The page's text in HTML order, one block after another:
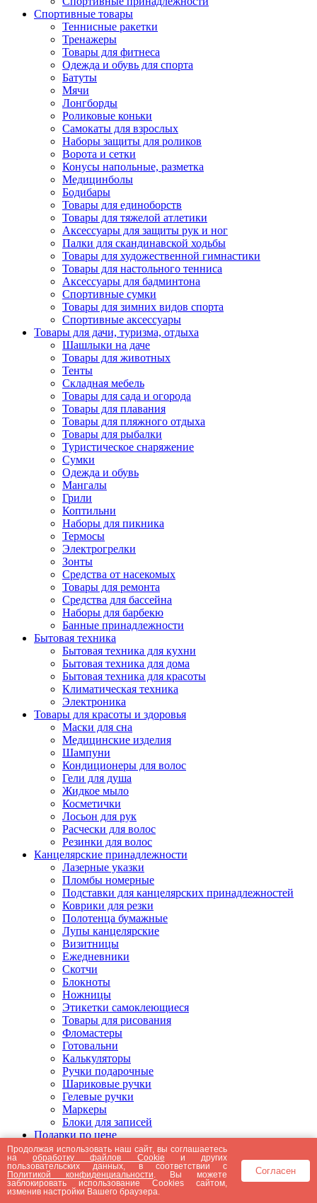
Спортивные товары
Теннисные ракетки
Тренажеры
Товары для фитнеса
Одежда и обувь для спорта
Батуты
Мячи
Лонгборды
Роликовые коньки
Самокаты для взрослых
Наборы защиты для роликов
Ворота и сетки
Конусы напольные, разметка
Медицинболы
Бодибары
Товары для единоборств
Товары для тяжелой атлетики
Аксессуары для защиты рук и ног
Палки для скандинавской ходьбы
Товары для художественной гимнастики
Товары для настольного тенниса
Аксессуары для бадминтона
Спортивные сумки
Товары для зимних видов спорта
Спортивные аксессуары
Товары для дачи, туризма, отдыха
Шашлыки на даче
Товары для животных
Тенты
Складная мебель
Товары для сада и огорода
Товары для плавания
Товары для пляжного отдыха
Товары для рыбалки
Туристическое снаряжение
Сумки
Одежда и обувь
Мангалы
Грили
Коптильни
Наборы для пикника
Термосы
Электрогрелки
Зонты
Средства от насекомых
Товары для ремонта
Средства для бассейна
Наборы для барбекю
Банные принадлежности
Бытовая техника
Бытовая техника для кухни
Бытовая техника для дома
Бытовая техника для красоты
Климатическая техника
Электроника
Товары для красоты и здоровья
Маски для сна
Медицинские изделия
Шампуни
Кондиционеры для волос
Гели для душа
Жидкое мыло
Косметички
Лосьон для рук
Расчески для волос
Резинки для волос
Канцелярские принадлежности
Лазерные указки
Пломбы номерные
Подставки для канцелярских принадлежностей
Коврики для резки
Полотенца бумажные
Лупы канцелярские
Визитницы
Ежедневники
Скотчи
Блокноты
Ножницы
Этикетки самоклеющиеся
Товары для рисования
Фломастеры
Готовальни
Калькуляторы
Ручки подарочные
Шариковые ручки
Гелевые ручки
Маркеры
Блоки для записей
Подарки по цене
Подарки от 5000 рублей
Подарки до 5000 рублей
Подарки до 3000 рублей
Подарки до 2000 рублей
Подарки до 1000 рублей
Продолжая использовать наш сайт, вы соглашаетесь
наобработку файлов Cookie и других
пользовательских данных, в соответствии с
Политикой конфиденциальности . Вы можете
заблокировать использование Cookies сайтом,
изменив настройки Вашего браузера.
Согласен